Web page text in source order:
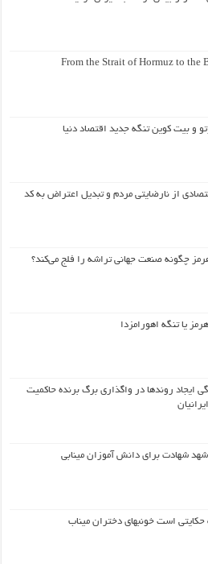
From the Strait of Hormuz to the
و بیت کوین تنگه جدید اقتصاد دنیا
از نارضایتی مردم و تبدیل اعتراض به کد
چگونه صنعت جهانی تراشه را فلج می‌کند؟
یا تنگه اهورامزدا
ایجاد روندها در واگذاری برگ برنده حاکمیت
شهادت برای دانش آموزان مینابی
است خونبهای دختران میناب